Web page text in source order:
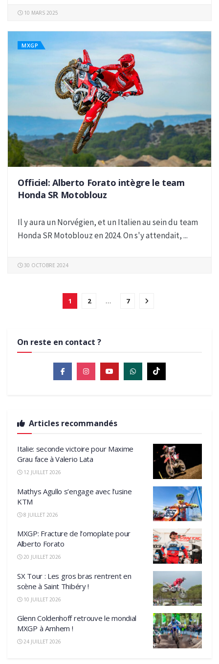
10 MARS 2025
MXGP
Officiel: Alberto Forato intègre le team
Honda SR Motoblouz
Il y aura un Norvégien, et un Italien au sein du team
Honda SR Motoblouz en 2024. On s'y attendait, ...
30 OCTOBRE 2024
1 2 … 7
On reste en contact ?
Articles recommandés
Italie: seconde victoire pour Maxime
Grau face à Valerio Lata
12 JUILLET 2026
Mathys Agullo s’engage avec l’usine
KTM
8 JUILLET 2026
MXGP: Fracture de l’omoplate pour
Alberto Forato
20 JUILLET 2026
SX Tour : Les gros bras rentrent en
scène à Saint Thibéry !
10 JUILLET 2026
Glenn Coldenhoff retrouve le mondial
MXGP à Arnhem !
24 JUILLET 2026